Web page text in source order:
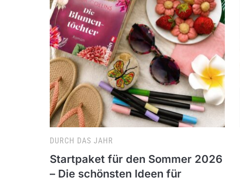
DURCH DAS JAHR
Startpaket für den Sommer 2026
– Die schönsten Ideen für